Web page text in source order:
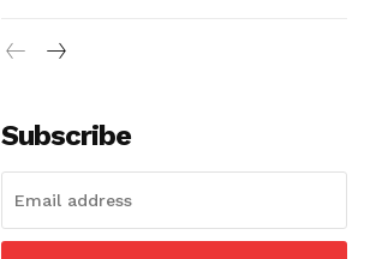
Subscribe